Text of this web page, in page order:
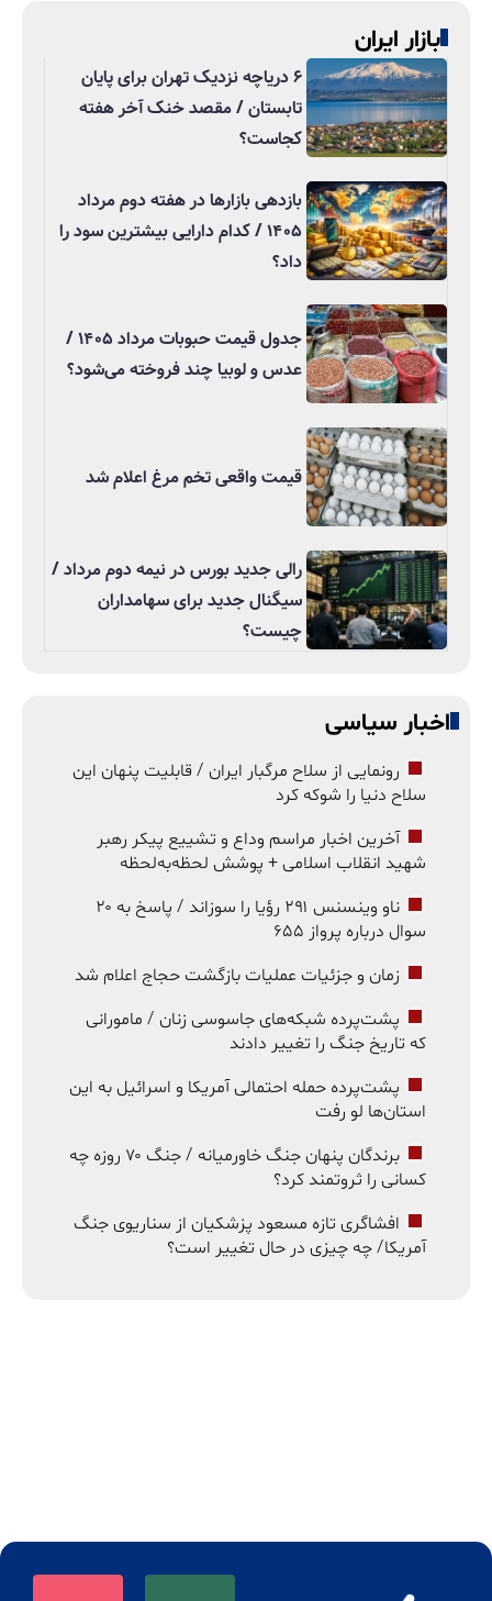
بازار ایران
۶ دریاچه نزدیک تهران برای پایان
تابستان / مقصد خنک آخر هفته
کجاست؟
بازدهی بازارها در هفته دوم مرداد
۱۴۰۵ / کدام دارایی بیشترین سود را
داد؟
جدول قیمت حبوبات مرداد ۱۴۰۵ /
عدس و لوبیا چند فروخته می‌شود؟
قیمت واقعی تخم مرغ اعلام شد
رالی جدید بورس در نیمه دوم مرداد /
سیگنال جدید برای سهامداران
چیست؟
اخبار سیاسی
رونمایی از سلاح مرگبار ایران / قابلیت پنهان این
سلاح دنیا را شوکه کرد
آخرین اخبار مراسم وداع و تشییع پیکر رهبر
شهید انقلاب اسلامی + پوشش لحظه‌به‌لحظه
ناو وینسنس ۲۹۱ رؤیا را سوزاند / پاسخ به ۲۰
سوال درباره پرواز ۶۵۵
زمان و جزئیات عملیات بازگشت حجاج اعلام شد
پشت‌پرده شبکه‌های جاسوسی زنان / مامورانی
که تاریخ جنگ را تغییر دادند
پشت‌پرده حمله احتمالی آمریکا و اسرائیل به این
استان‌ها لو رفت
برندگان پنهان جنگ خاورمیانه / جنگ ۷۰ روزه چه
کسانی را ثروتمند کرد؟
افشاگری تازه مسعود پزشکیان از سناریوی جنگ
آمریکا/ چه چیزی در حال تغییر است؟